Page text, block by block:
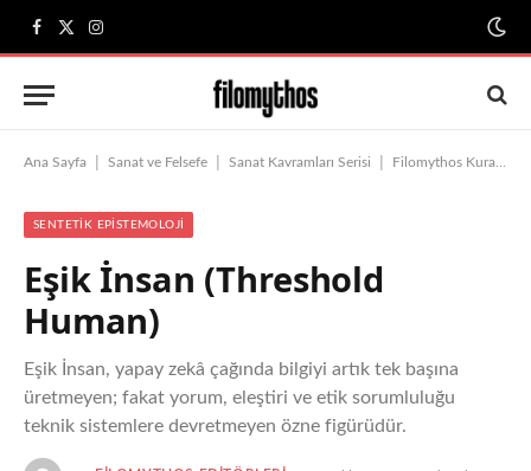
Facebook
X
(Twitter)
Instagram
Ana Sayfa Sanat ve Felsefe Sanat Kavramları Serisi Filomythos Kuramı
SENTETIK EPISTEMOLOJI
Eşik İnsan (Threshold
Human)
Eşik İnsan, yapay zekâ çağında bilgiyi artık tek başına
üretmeyen; fakat yorum, eleştiri ve etik sorumluluğu
teknik sistemlere devretmeyen özne figürüdür.